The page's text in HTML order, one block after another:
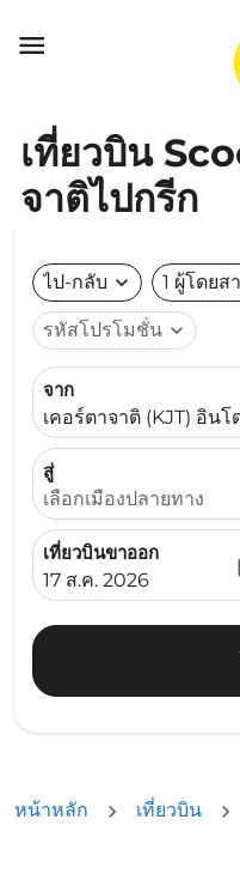

เที่ยวบิน
จาติไปกรีก
ไป-กลับ expand_more 1 ผู้โดยส
รหัสโปรโมชั่น expand_more
จาก
เคอร์ตาจาติ (KJT) อินโ
สู่
เลือกเมืองปลายทาง
เที่ยวบินขาออก
fc-booking-
17 ส.ค. 2026
หน้าหลัก เที่ยวบิน